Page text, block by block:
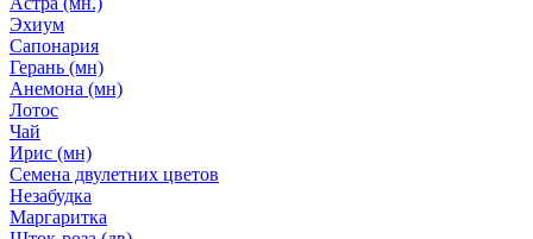
Эхиум
Сапонария
Герань (мн)
Анемона (мн)
Лотос
Чай
Ирис (мн)
Семена двулетних цветов
Незабудка
Маргаритка